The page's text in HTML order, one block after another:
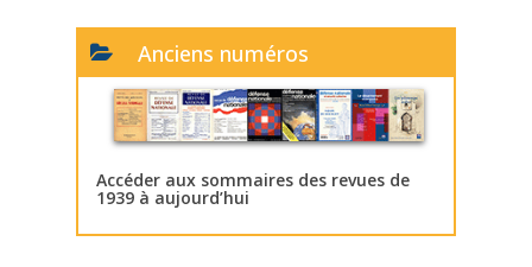
Anciens numéros
Accéder aux sommaires des revues de
1939 à aujourd’hui